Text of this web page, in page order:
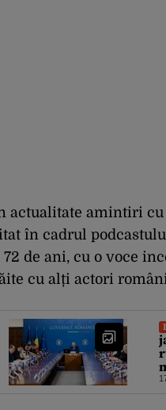
actualitate amintiri
în cadrul
de ani, cu o voce
cu alți actori români